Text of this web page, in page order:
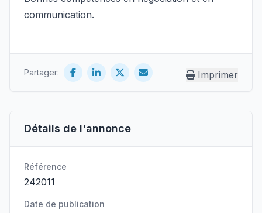
Détails de l'annonce
Référence
242011
Date de publication
communication.
Partager: Imprimer